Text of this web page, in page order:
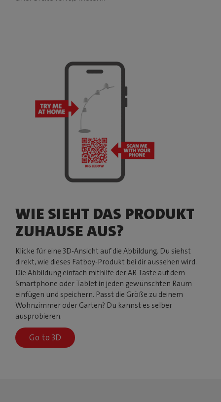
WIE SIEHT DAS PRODUKT
ZUHAUSE AUS?
Klicke für eine 3D-Ansicht auf die Abbildung. Du siehst
direkt, wie dieses Fatboy-Produkt bei dir aussehen wird.
Die Abbildung einfach mithilfe der AR-Taste auf dem
Smartphone oder Tablet in jeden gewünschten Raum
einfügen und speichern. Passt die Größe zu deinem
Wohnzimmer oder Garten? Du kannst es selber
ausprobieren.
Go to 3D